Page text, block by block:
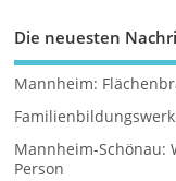
Die neuesten
Mannheim:
Mannheim-Schönau:
Person